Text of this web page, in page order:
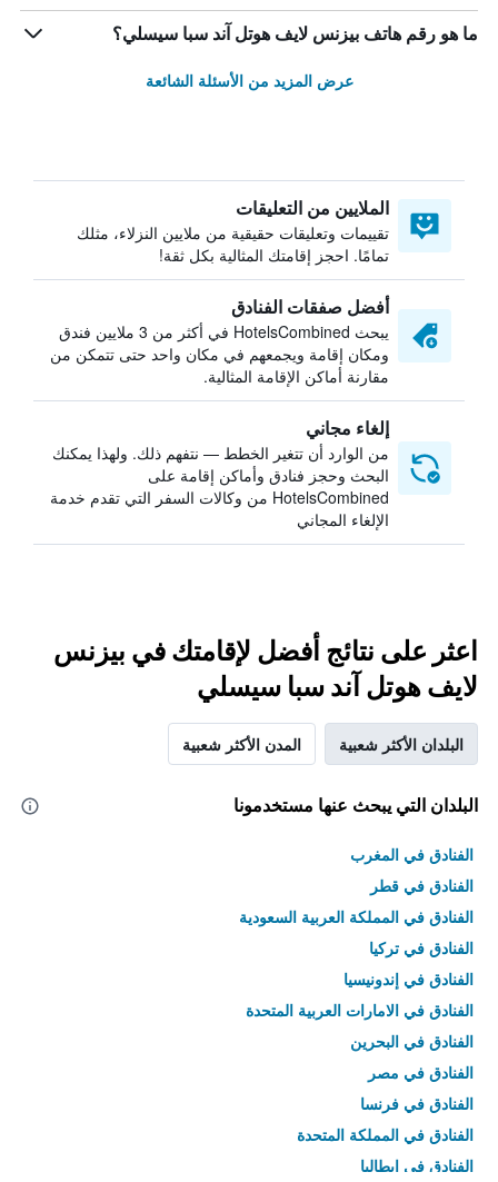
ما هو رقم هاتف بيزنس لايف هوتل آند سبا سيسلي؟
عرض المزيد من الأسئلة الشائعة
الملايين من التعليقات
تقييمات وتعليقات حقيقية من ملايين النزلاء، مثلك
تمامًا. احجز إقامتك المثالية بكل ثقة!
أفضل صفقات الفنادق
يبحث HotelsCombined في أكثر من 3 ملايين فندق
ومكان إقامة ويجمعهم في مكان واحد حتى تتمكن من
مقارنة أماكن الإقامة المثالية.
إلغاء مجاني
من الوارد أن تتغير الخطط — نتفهم ذلك. ولهذا يمكنك
البحث وحجز فنادق وأماكن إقامة على
HotelsCombined من وكالات السفر التي تقدم خدمة
الإلغاء المجاني
اعثر على نتائج أفضل لإقامتك في بيزنس
لايف هوتل آند سبا سيسلي
البلدان الأكثر شعبية المدن الأكثر شعبية
البلدان التي يبحث عنها مستخدمونا
الفنادق في المغرب
الفنادق في قطر
الفنادق في المملكة العربية السعودية
الفنادق في تركيا
الفنادق في إندونيسيا
الفنادق في الامارات العربية المتحدة
الفنادق في البحرين
الفنادق في مصر
الفنادق في فرنسا
الفنادق في المملكة المتحدة
الفنادق في إيطاليا